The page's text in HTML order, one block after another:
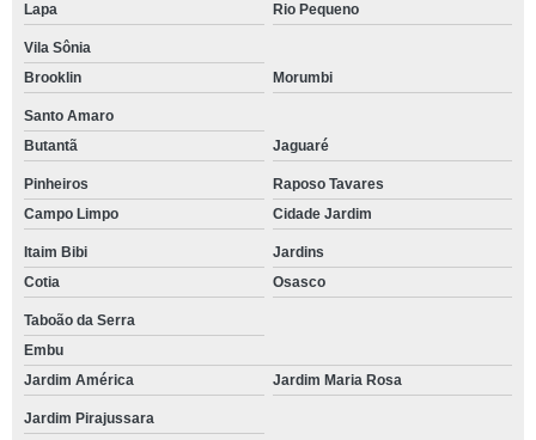
Lapa Rio Pequeno
Vila Sônia
Brooklin
Morumbi
Santo Amaro
Butantã
Jaguaré
Pinheiros
Raposo Tavares
Campo Limpo
Cidade Jardim
Itaim Bibi
Jardins
Cotia
Osasco
Taboão da Serra
Embu
Jardim América
Jardim Maria Rosa
Jardim Pirajussara